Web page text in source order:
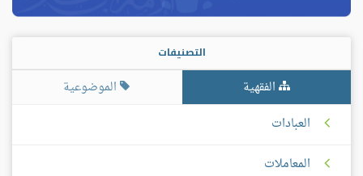
التصنيفات
الفقهية
الموضوعية
العبادات
المعاملات